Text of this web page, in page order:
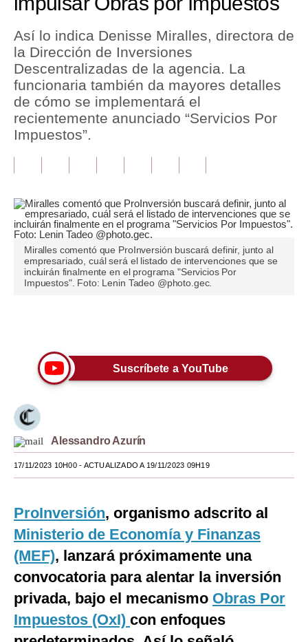
Finanzas Personales
Inmobiliarias
Plus G
Opinión
Blogs
Tendencias
Lujo
Estilos
Mundo
EEUU
México
España
Tecnología
Club del Suscriptor
Mix
G de Gestión
Notas Contratadas
Así lo indica Denisse Miralles, directora de
la Dirección de Inversiones
Descentralizadas de la agencia. La
funcionaria también da mayores detalles
de cómo se implementará el
recientemente anunciado “Servicios Por
Impuestos”.
Miralles comentó que ProInversión buscará definir, junto al
empresariado, cuál será el listado de intervenciones que se
incluirán finalmente en el programa "Servicios Por
Impuestos". Foto: Lenin Tadeo @photo.gec.
Suscríbete a YouTube
Alessandro Azurín
17/11/2023 10H00- ACTUALIZADO A 19/11/2023 09H19
ProInversión, organismo adscrito al
Ministerio de Economía y Finanzas
(MEF), lanzará próximamente una
convocatoria para alentar la inversión
privada, bajo el mecanismo Obras Por
Impuestos (OxI) con enfoques